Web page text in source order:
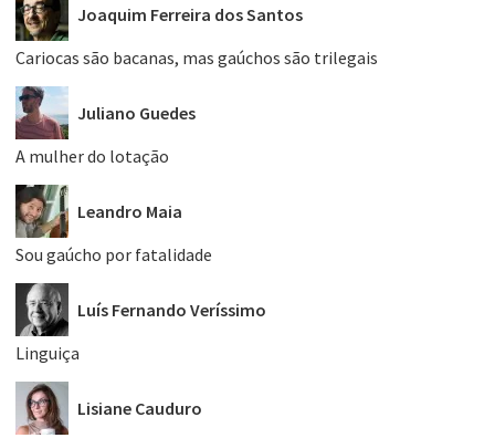
Joaquim Ferreira dos Santos
Cariocas são bacanas, mas gaúchos são trilegais
Juliano Guedes
A mulher do lotação
Leandro Maia
Sou gaúcho por fatalidade
Luís Fernando Veríssimo
Linguiça
Lisiane Cauduro